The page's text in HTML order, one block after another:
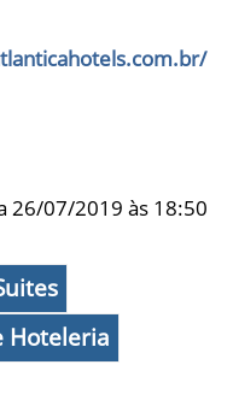
26/07/2019 às 18:50
Hoteleria